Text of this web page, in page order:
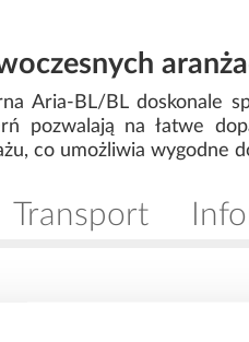
Aria-BL/BL doskonale
pozwalają na łatwe
co umożliwia wygodne
Transport